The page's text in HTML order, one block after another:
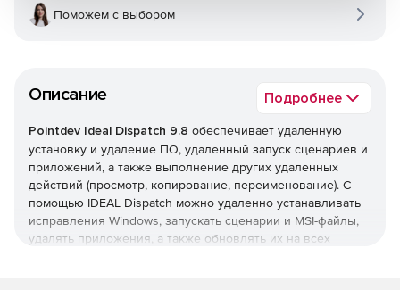
Описание Подробнее
Pointdev Ideal Dispatch 9.8 обеспечивает удаленную
установку и удаление ПО, удаленный запуск сценариев и
приложений, а также выполнение других удаленных
действий (просмотр, копирование, переименование). С
помощью IDEAL Dispatch можно удаленно устанавливать
исправления Windows, запускать сценарии и MSI-файлы,
удалять приложения, а также обновлять их на всех
Поможем с выбором